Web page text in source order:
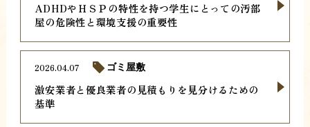
ADHDやＨＳＰの特性を持つ学生にとっての汚部
屋の危険性と環境支援の重要性
激安業者と優良業者の見積もりを見分けるための
基準
2026.04.07 ゴミ屋敷